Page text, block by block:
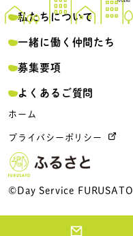
私たちについて
一緒に働く仲間たち
募集要項
よくあるご質問
ホーム
プライバシーポリシー
©Day Service FURUSATO